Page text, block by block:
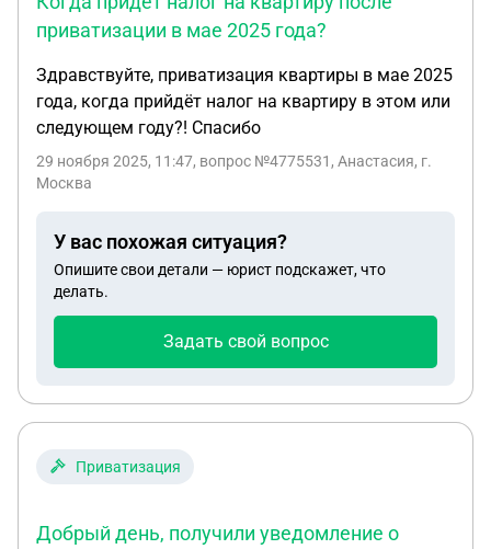
приватизации в мае 2025 года?
Здравствуйте, приватизация квартиры в мае 2025
года, когда прийдёт налог на квартиру в этом или
следующем году?! Спасибо
29 ноября 2025, 11:47, вопрос №4775531, Анастасия, г.
Москва
У вас похожая ситуация?
Опишите свои детали — юрист подскажет, что
делать.
Задать свой вопрос
Приватизация
Добрый день, получили уведомление о